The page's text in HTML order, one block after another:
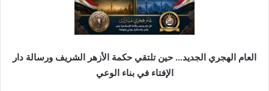
ي
العام الهجري الجديد… حين تلتقي حكمة الأزهر الشريف ورسالة دار
الإفتاء في بناء الوعي